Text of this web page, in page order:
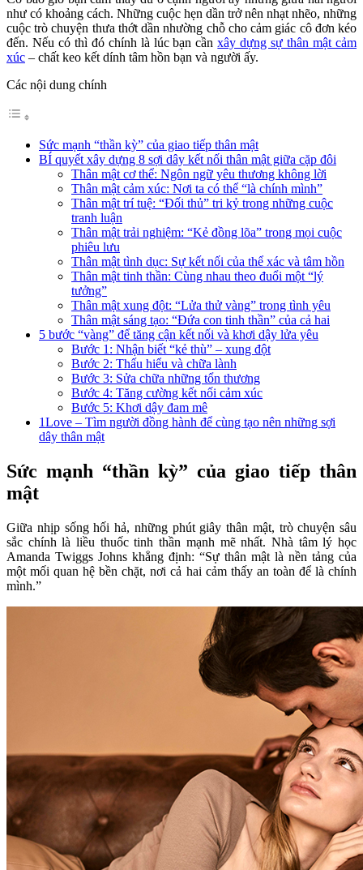
như có khoảng cách. Những cuộc hẹn dần trở nên nhạt nhẽo, những
cuộc trò chuyện thưa thớt dần nhường chỗ cho cảm giác cô đơn kéo
đến. Nếu có thì đó chính là lúc bạn cầnxây dựng sự thân mật cảm
xúc – chất keo kết dính tâm hồn bạn và người ấy.
Các nội dung chính
Sức mạnh “thần kỳ” của giao tiếp thân mật
BÍ quyết xây dựng 8 sợi dây kết nối thân mật giữa cặp đôi
Thân mật cơ thể: Ngôn ngữ yêu thương không lời
Thân mật cảm xúc: Nơi ta có thể “là chính mình”
Thân mật trí tuệ: “Đối thủ” tri kỷ trong những cuộc
tranh luận
Thân mật trải nghiệm: “Kẻ đồng lõa” trong mọi cuộc
phiêu lưu
Thân mật tình dục: Sự kết nối của thể xác và tâm hồn
Thân mật tinh thần: Cùng nhau theo đuổi một “lý
tưởng”
Thân mật xung đột: “Lửa thử vàng” trong tình yêu
Thân mật sáng tạo: “Đứa con tinh thần” của cả hai
5 bước “vàng” để tăng cận kết nối và khơi dậy lửa yêu
Bước 1: Nhận biết “kẻ thù” – xung đột
Bước 2: Thấu hiểu và chữa lành
Bước 3: Sửa chữa những tổn thương
Bước 4: Tăng cường kết nối cảm xúc
Bước 5: Khơi dậy đam mê
1Love – Tìm người đồng hành để cùng tạo nên những sợi
dây thân mật
Sức mạnh “thần kỳ” của giao tiếp thân
mật
Giữa nhịp sống hối hả, những phút giây thân mật, trò chuyện sâu
sắc chính là liều thuốc tinh thần mạnh mẽ nhất. Nhà tâm lý học
Amanda Twiggs Johns khẳng định: “Sự thân mật là nền tảng của
một mối quan hệ bền chặt, nơi cả hai cảm thấy an toàn để là chính
mình.”